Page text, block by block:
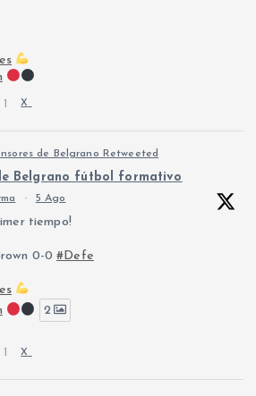
1 X
de Belgrano Retweeted
Belgrano fútbol formativo
· 5 Ago
tiempo!
0-0#Defe
2
X